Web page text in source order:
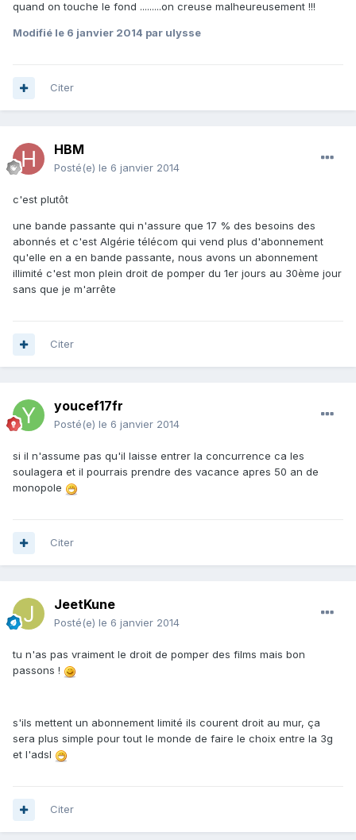
quand on touche le fond .........on creuse malheureusement !!!
Modifié le 6 janvier 2014 par ulysse
Citer
HBM
Posté(e) le 6 janvier 2014
c'est plutôt
une bande passante qui n'assure que 17 % des besoins des
abonnés et c'est Algérie télécom qui vend plus d'abonnement
qu'elle en a en bande passante, nous avons un abonnement
illimité c'est mon plein droit de pomper du 1er jours au 30ème jour
sans que je m'arrête
Citer
youcef17fr
Posté(e) le 6 janvier 2014
si il n'assume pas qu'il laisse entrer la concurrence ca les
soulagera et il pourrais prendre des vacance apres 50 an de
monopole
Citer
JeetKune
Posté(e) le 6 janvier 2014
tu n'as pas vraiment le droit de pomper des films mais bon
passons !
s'ils mettent un abonnement limité ils courent droit au mur, ça
sera plus simple pour tout le monde de faire le choix entre la 3g
et l'adsl
Citer